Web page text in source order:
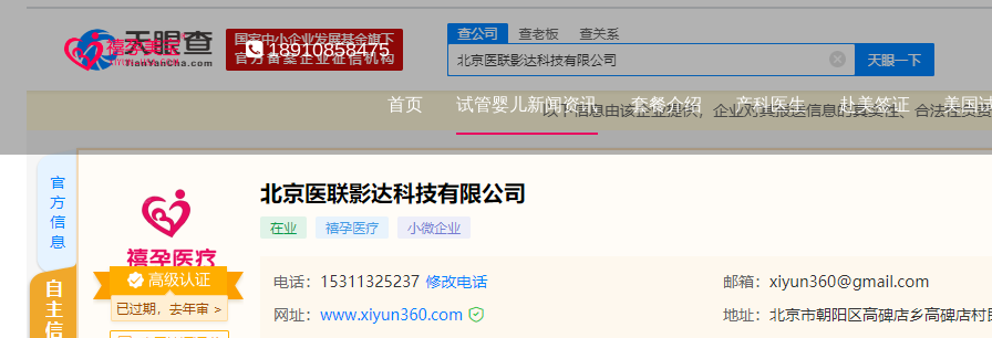
18910858475
首页 试管婴儿新闻资讯 套餐介绍 产科医生 赴美签证 美国